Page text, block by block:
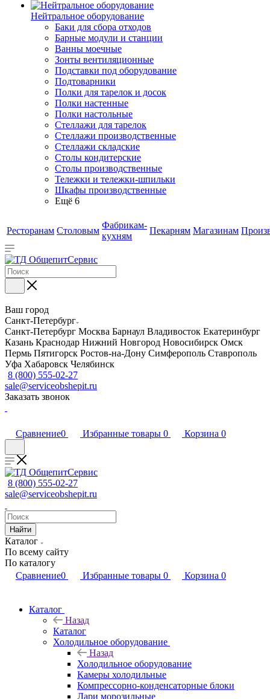
Нейтральное оборудование
Баки для сбора отходов
Барные модули и станции
Ванны моечные
Зонты вентиляционные
Подставки под оборудование
Подтоварники
Полки для тарелок и досок
Полки настенные
Полки настольные
Стеллажи для тарелок
Стеллажи производственные
Стеллажи складские
Столы кондитерские
Столы производственные
Тележки и тележки-шпильки
Шкафы производственные
Ещё 6
Ресторанам Столовым
Фабрикам-
кухням
Пекарням Магазинам
Ваш город
Санкт-Петербург
Санкт-Петербург Москва Барнаул Владивосток Екатеринбург
Казань Краснодар Нижний Новгород Новосибирск Омск
Пермь Пятигорск Ростов-на-Дону Симферополь Ставрополь
Уфа Хабаровск Челябинск
8 (800) 555-02-27
sale@serviceobshepit.ru
Заказать звонок
Сравнение0 Избранные товары 0 Корзина 0
8 (800) 555-02-27
sale@serviceobshepit.ru
Найти
Каталог
По всему сайту
По каталогу
Сравнение0 Избранные товары 0 Корзина 0
Каталог
Назад
Каталог
Холодильное оборудование
Назад
Холодильное оборудование
Камеры холодильные
Компрессорно-конденсаторные блоки
Лари морозильные